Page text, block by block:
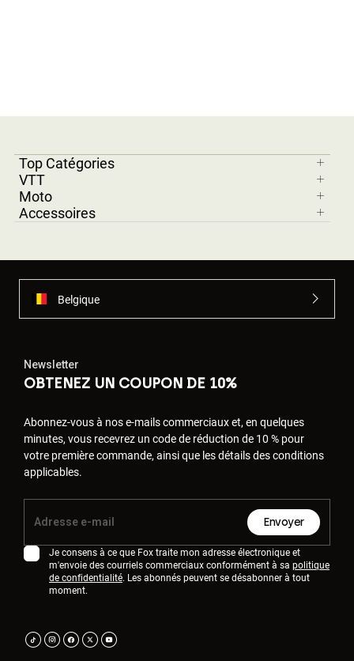
Top Catégories
VTT
Moto
Accessoires
Belgique
Newsletter
OBTENEZ UN COUPON DE 10%
Abonnez-vous à nos e-mails commerciaux et, en quelques
minutes, vous recevrez un code de réduction de 10 % pour
votre première commande, ainsi que les détails des conditions
applicables.
Envoyer
Je consens à ce que Fox traite mon adresse électronique et
m'envoie des courriels commerciaux conformément à sa politique
de confidentialité. Les abonnés peuvent se désabonner à tout
moment.